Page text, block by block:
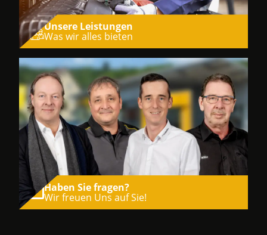
Unsere Leistungen
Was wir alles bieten
Haben Sie fragen?
Wir freuen Uns auf Sie!